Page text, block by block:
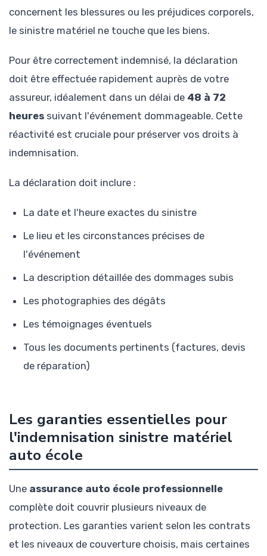
concernent les blessures ou les préjudices corporels,
le sinistre matériel ne touche que les biens.
Pour être correctement indemnisé, la déclaration
doit être effectuée rapidement auprès de votre
assureur, idéalement dans un délai de 48 à 72
heures suivant l'événement dommageable. Cette
réactivité est cruciale pour préserver vos droits à
indemnisation.
La déclaration doit inclure :
La date et l'heure exactes du sinistre
Le lieu et les circonstances précises de
l'événement
La description détaillée des dommages subis
Les photographies des dégâts
Les témoignages éventuels
Tous les documents pertinents (factures, devis
de réparation)
Les garanties essentielles pour
l'indemnisation sinistre matériel
auto école
Une assurance auto école professionnelle
complète doit couvrir plusieurs niveaux de
protection. Les garanties varient selon les contrats
et les niveaux de couverture choisis, mais certaines